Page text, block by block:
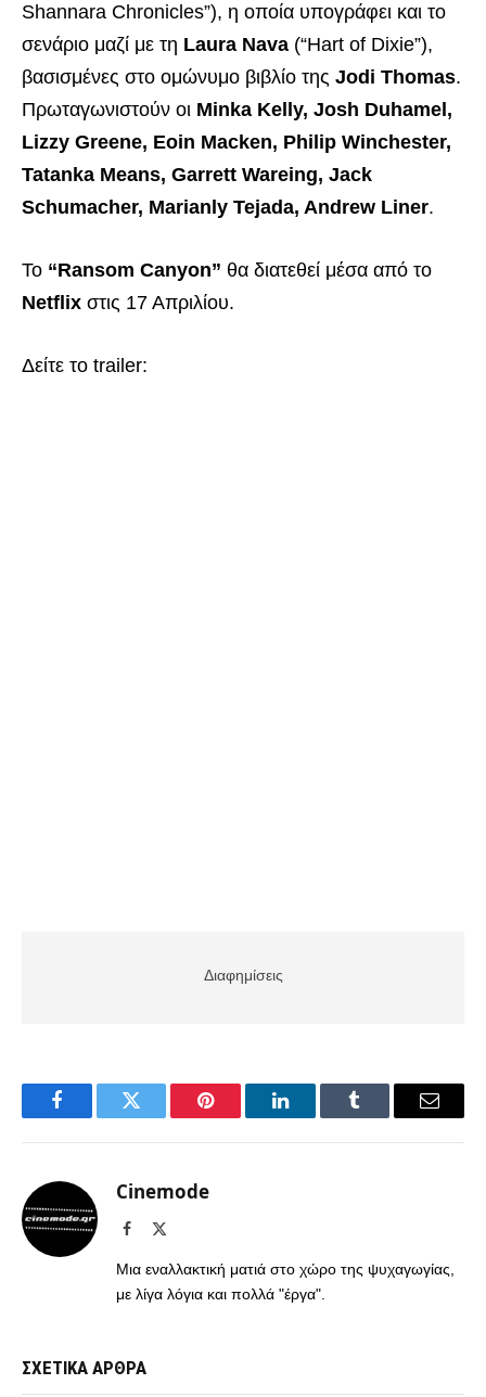
Shannara Chronicles”), η οποία υπογράφει και το
σενάριο μαζί με τη Laura Nava (“Hart of Dixie”),
βασισμένες στο ομώνυμο βιβλίο της Jodi Thomas.
Πρωταγωνιστούν οι Minka Kelly, Josh Duhamel,
Lizzy Greene, Eoin Macken, Philip Winchester,
Tatanka Means, Garrett Wareing, Jack
Schumacher, Marianly Tejada, Andrew Liner.
Το “Ransom Canyon” θα διατεθεί μέσα από το
Netflix στις 17 Απριλίου.
Δείτε το trailer:
Διαφημίσεις
FacebookTwitter Pinterest LinkedInTumblr Email
Cinemode
Facebook
Μια εναλλακτική ματιά στο χώρο της ψυχαγωγίας,
με λίγα λόγια και πολλά "έργα".
ΣΧΕΤΙΚΑ ΑΡΘΡΑ